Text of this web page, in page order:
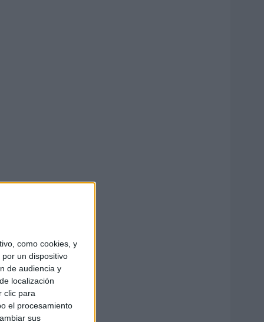
como cookies, y
un dispositivo
de audiencia y
localización
clic para
el procesamiento
sus